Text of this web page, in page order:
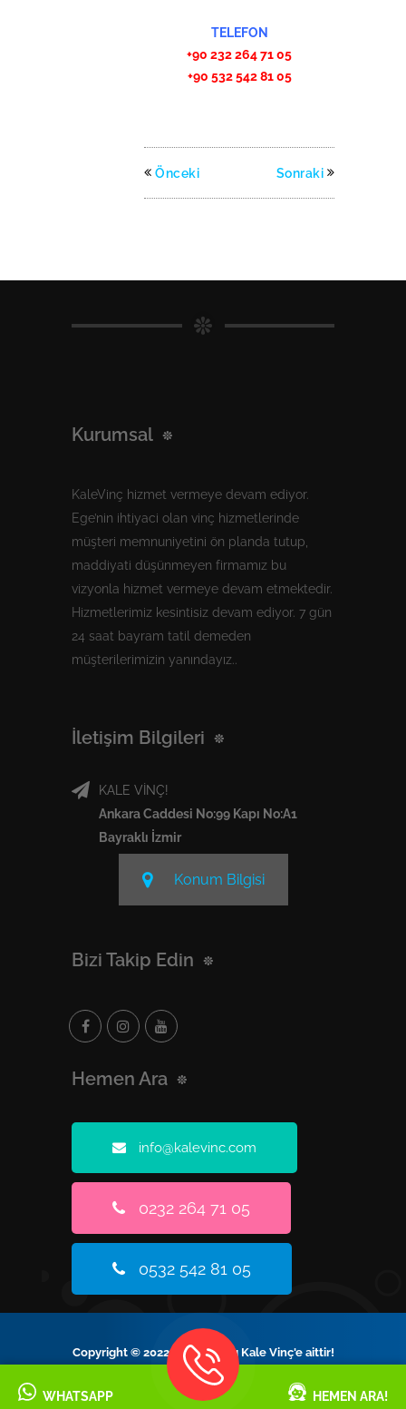
TELEFON
+90 232 264 71 05
+90 532 542 81 05
Önceki Sonraki
Kurumsal
KaleVinç hizmet vermeye devam ediyor.
Ege’nin ihtiyaci olan vinç hizmetlerinde
müşteri memnuniyetini ön planda tutup,
maddiyati düşünmeyen firmamız bu
vizyonla hizmet vermeye devam etmektedir.
Hizmetlerimiz kesintisiz devam ediyor. 7 gün
24 saat bayram tatil demeden
müşterilerimizin yanındayız..
İletişim Bilgileri
KALE VİNÇ!
Ankara Caddesi No:99 Kapı No:A1
Bayraklı İzmir
Konum Bilgisi
Bizi Takip Edin
Hemen Ara
info@kalevinc.com
0232 264 71 05
0532 542 81 05
Copyright © 2022 Tüm Hakları Kale Vinç'e aittir!
WHATSAPP HEMEN ARA!